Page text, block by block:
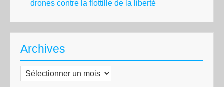
drones contre la flottille de la liberté
Archives
Archives